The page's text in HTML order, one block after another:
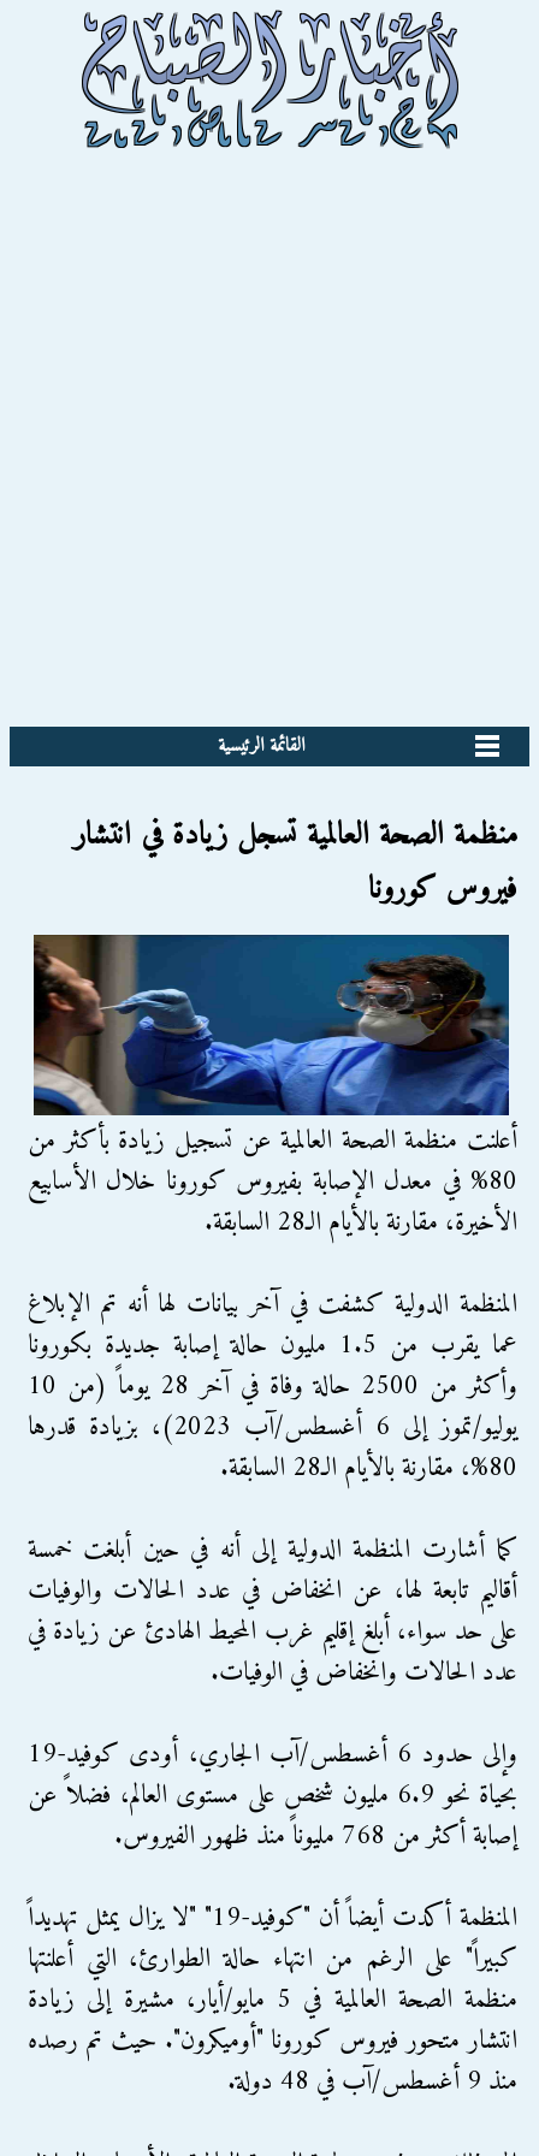
القائمة الرئيسية
منظمة الصحة العالمية تسجل زيادة في انتشار
فيروس كورونا
أعلنت منظمة الصحة العالمية عن تسجيل زيادة بأكثر من
80% في معدل الإصابة بفيروس كورونا خلال الأسابيع
الأخيرة، مقارنة بالأيام الـ28 السابقة.
المنظمة الدولية كشفت في آخر بيانات لها أنه تم الإبلاغ
عما يقرب من 1.5 مليون حالة إصابة جديدة بكورونا
وأكثر من 2500 حالة وفاة في آخر 28 يوماً (من 10
يوليو/تموز إلى 6 أغسطس/آب 2023)، بزيادة قدرها
80%، مقارنة بالأيام الـ28 السابقة.
كما أشارت المنظمة الدولية إلى أنه في حين أبلغت خمسة
أقاليم تابعة لها، عن انخفاض في عدد الحالات والوفيات
على حد سواء، أبلغ إقليم غرب المحيط الهادئ عن زيادة في
عدد الحالات وانخفاض في الوفيات.
وإلى حدود 6 أغسطس/آب الجاري، أودى كوفيد-19
بحياة نحو 6.9 مليون شخص على مستوى العالم، فضلاً عن
إصابة أكثر من 768 مليوناً منذ ظهور الفيروس.
المنظمة أكدت أيضاً أن "كوفيد-19" "لا يزال يمثل تهديداً
كبيراً" على الرغم من انتهاء حالة الطوارئ، التي أعلنتها
منظمة الصحة العالمية في 5 مايو/أيار، مشيرة إلى زيادة
انتشار متحور فيروس كورونا "أوميكرون". حيث تم رصده
منذ 9 أغسطس/آب في 48 دولة.